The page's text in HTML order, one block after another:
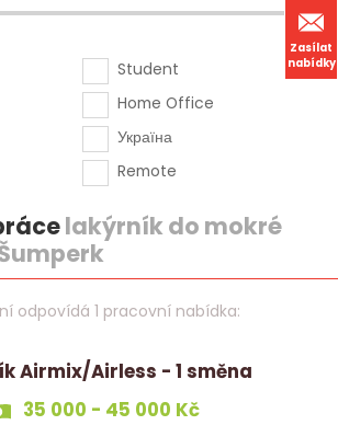
Zasílat
nabídky
Student
Home Office
Україна
Remote
lakýrník do mokré
odpovídá 1 pracovní nabídka:
Airmix/Airless - 1 směna
35 000 - 45 000 Kč